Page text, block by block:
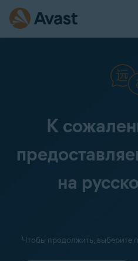
К
на
Чтобы продолжить, выберите